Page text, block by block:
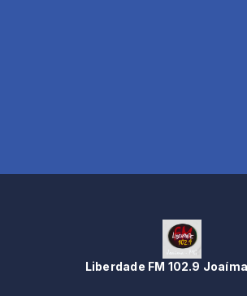
Liberdade FM 102.9